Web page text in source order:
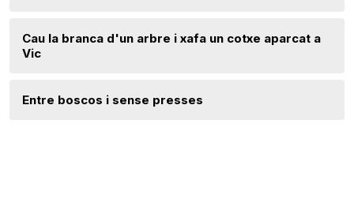
Cau la branca d'un arbre i xafa un cotxe aparcat a
Vic
Entre boscos i sense presses